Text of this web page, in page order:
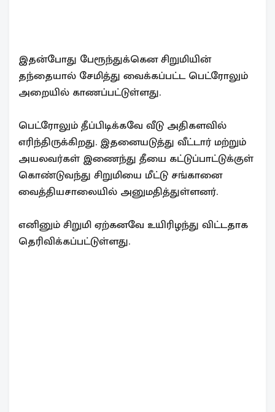
இதன்போது பேரூந்துக்கென சிறுமியின்
தந்தையால் சேமித்து வைக்கப்பட்ட பெட்ரோலும்
அறையில் காணப்பட்டுள்ளது.
பெட்ரோலும் தீப்பிடிக்கவே வீடு அதிகளவில்
எரிந்திருக்கிறது. இதனையடுத்து வீட்டார் மற்றும்
அயலவர்கள் இணைந்து தீயை கட்டுப்பாட்டுக்குள்
கொண்டுவந்து சிறுமியை மீட்டு சங்கானை
வைத்தியசாலையில் அனுமதித்துள்ளனர்.
எனினும் சிறுமி ஏற்கனவே உயிரிழந்து விட்டதாக
தெரிவிக்கப்பட்டுள்ளது.